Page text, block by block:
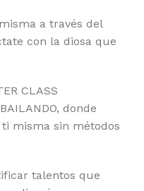
a través del
con la diosa que
CLASS
donde
misma sin métodos
talentos que